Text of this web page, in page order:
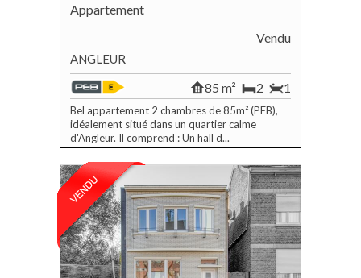
Appartement
Vendu
ANGLEUR
1
2
85 m²
Bel appartement 2 chambres de 85m² (PEB),
idéalement situé dans un quartier calme
d'Angleur. Il comprend : Un hall d...